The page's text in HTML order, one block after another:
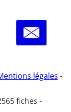
légales -
fiches -